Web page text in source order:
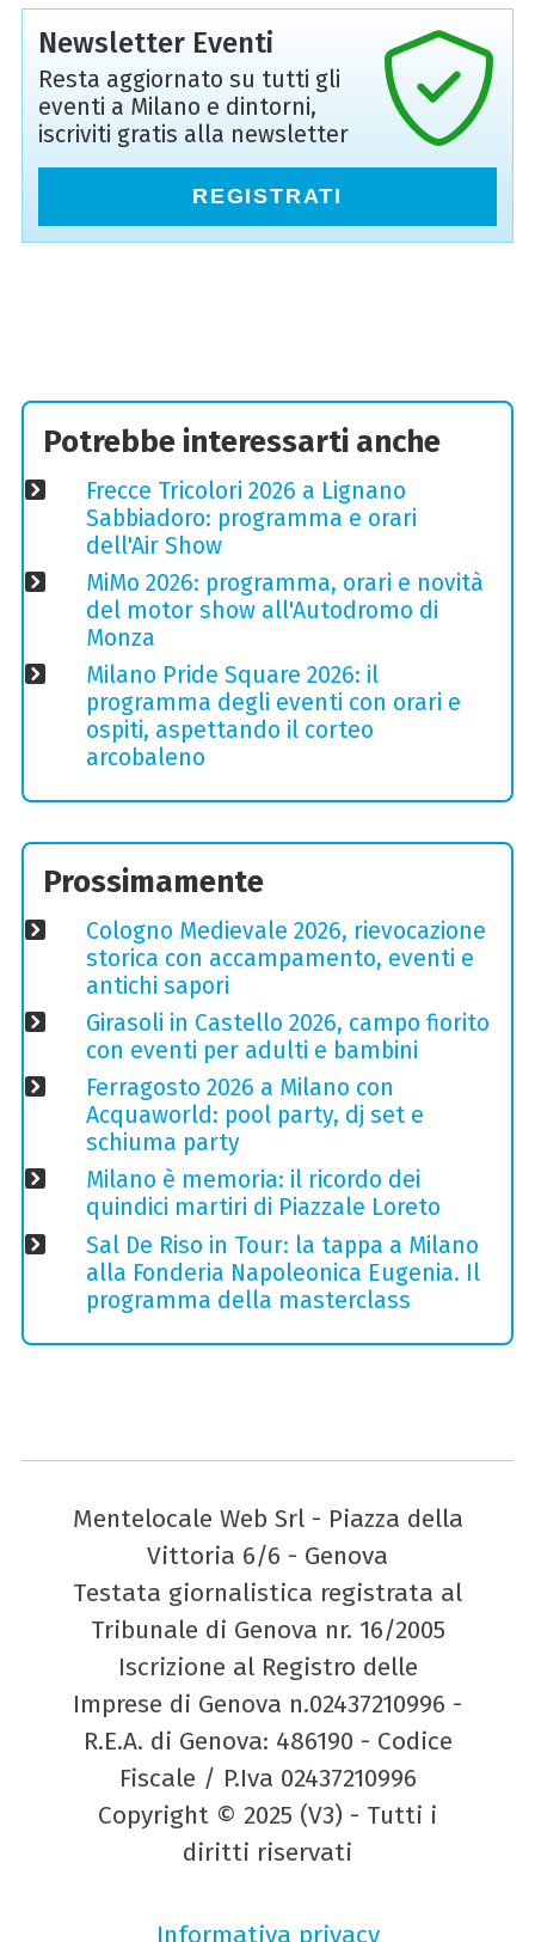
Newsletter Eventi
Resta aggiornato su tutti gli
eventi a Milano e dintorni,
iscriviti gratis alla newsletter
REGISTRATI
Potrebbe interessarti anche
Frecce Tricolori 2026 a Lignano
Sabbiadoro: programma e orari
dell'Air Show
MiMo 2026: programma, orari e novità
del motor show all'Autodromo di
Monza
Milano Pride Square 2026: il
programma degli eventi con orari e
ospiti, aspettando il corteo
arcobaleno
Prossimamente
Cologno Medievale 2026, rievocazione
storica con accampamento, eventi e
antichi sapori
Girasoli in Castello 2026, campo fiorito
con eventi per adulti e bambini
Ferragosto 2026 a Milano con
Acquaworld: pool party, dj set e
schiuma party
Milano è memoria: il ricordo dei
quindici martiri di Piazzale Loreto
Sal De Riso in Tour: la tappa a Milano
alla Fonderia Napoleonica Eugenia. Il
programma della masterclass
Mentelocale Web Srl - Piazza della
Vittoria 6/6 - Genova
Testata giornalistica registrata al
Tribunale di Genova nr. 16/2005
Iscrizione al Registro delle
Imprese di Genova n.02437210996 -
R.E.A. di Genova: 486190 - Codice
Fiscale / P.Iva 02437210996
Copyright © 2025 (V3) - Tutti i
diritti riservati
Informativa privacy